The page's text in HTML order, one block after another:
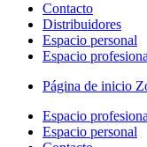
Contacto
Distribuidores
Espacio personal
Espacio
Página de inicio
Espacio
Espacio personal